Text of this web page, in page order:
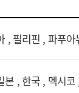
, 필리핀 , 파푸
, 한국 , 멕시